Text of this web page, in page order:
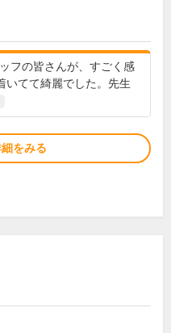
フの皆さんが、すごく感
いてて綺麗でした。先生
をみる